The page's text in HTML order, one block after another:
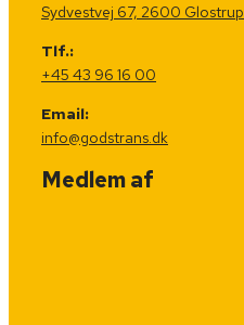
Sydvestvej 67, 2600 Glostrup
Tlf.:
+45 43 96 16 00
Email:
info@godstrans.dk
Medlem af